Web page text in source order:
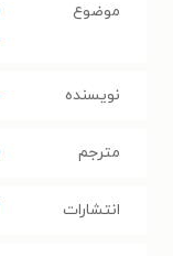
موضوع
نویسنده
مترجم
انتشارات